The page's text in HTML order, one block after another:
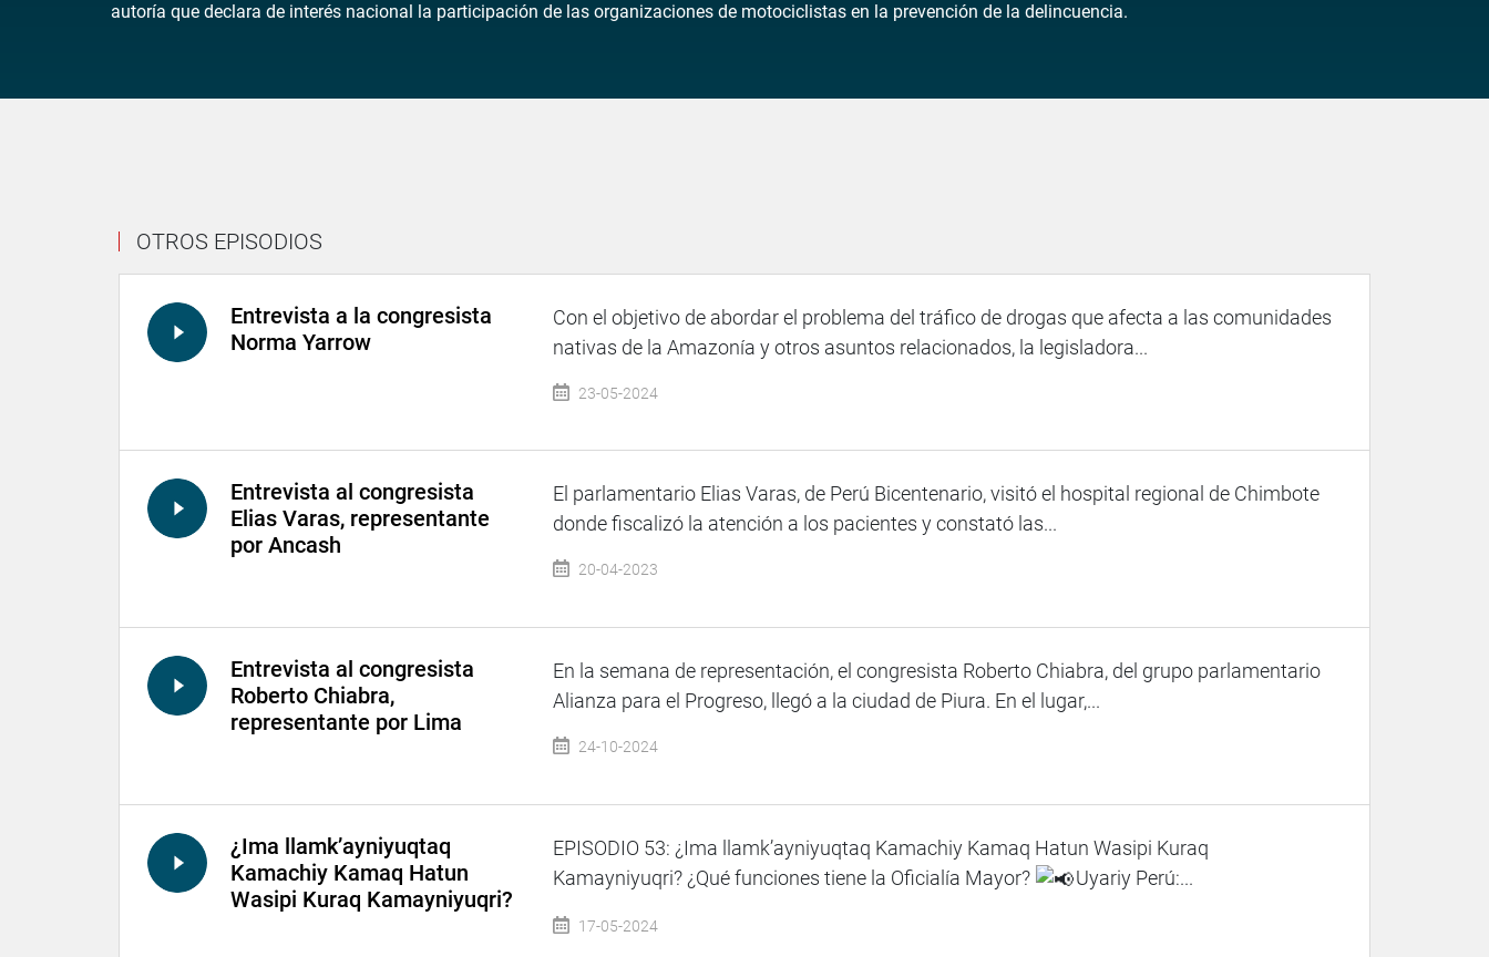
autoría que declara de interés nacional la participación de las organizaciones de motociclistas en la prevención de la delincuencia.
OTROS EPISODIOS
Entrevista a la congresista
Norma Yarrow
Con el objetivo de abordar el problema del tráfico de drogas que afecta a las comunidades
nativas de la Amazonía y otros asuntos relacionados, la legisladora...
23-05-2024
Entrevista al congresista
Elias Varas, representante
por Ancash
El parlamentario Elias Varas, de Perú Bicentenario, visitó el hospital regional de Chimbote
donde fiscalizó la atención a los pacientes y constató las...
20-04-2023
Entrevista al congresista
Roberto Chiabra,
representante por Lima
En la semana de representación, el congresista Roberto Chiabra, del grupo parlamentario
Alianza para el Progreso, llegó a la ciudad de Piura. En el lugar,...
24-10-2024
¿Ima llamk’ayniyuqtaq
Kamachiy Kamaq Hatun
Wasipi Kuraq Kamayniyuqri?
EPISODIO 53: ¿Ima llamk’ayniyuqtaq Kamachiy Kamaq Hatun Wasipi Kuraq
Kamayniyuqri? ¿Qué funciones tiene la Oficialía Mayor?
Uyariy Perú:...
17-05-2024